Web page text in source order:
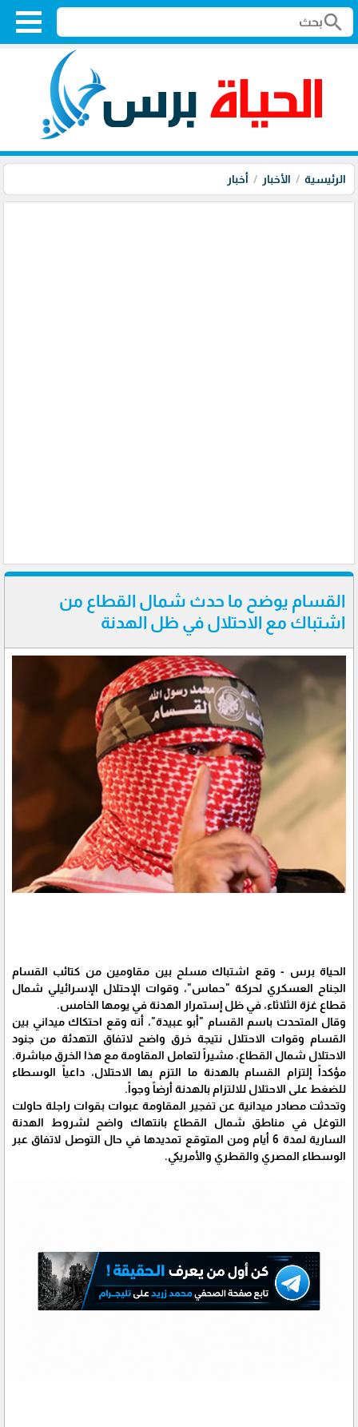
search
الرئيسية الأخبار أخبار
القسام يوضح ما حدث شمال القطاع من
اشتباك مع الاحتلال في ظل الهدنة
الحياة برس - وقع اشتباك مسلح بين مقاومين من كتائب القسام
الجناح العسكري لحركة "حماس"، وقوات الإحتلال الإسرائيلي شمال
قطاع غزة الثلاثاء، في ظل إستمرار الهدنة في يومها الخامس.
وقال المتحدث باسم القسام "أبو عبيدة"، أنه وقع احتكاك ميداني بين
القسام وقوات الاحتلال نتيجة خرق واضح لاتفاق التهدئة من جنود
الاحتلال شمال القطاع، مشيراً لتعامل المقاومة مع هذا الخرق مباشرة.
مؤكداً إلتزام القسام بالهدنة ما التزم بها الاحتلال، داعياً الوسطاء
للضغط على الاحتلال للالتزام بالهدنة أرضاً وجواً.
وتحدثت مصادر ميدانية عن تفجير المقاومة عبوات بقوات راجلة حاولت
التوغل في مناطق شمال القطاع بانتهاك واضح لشروط الهدنة
السارية لمدة 6 أيام ومن المتوقع تمديدها في حال التوصل لاتفاق عبر
الوسطاء المصري والقطري والأمريكي.